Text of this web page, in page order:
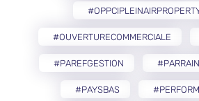
#OUVERTURECOMMERCIALE
#PAREFGESTION
#PAYSBAS